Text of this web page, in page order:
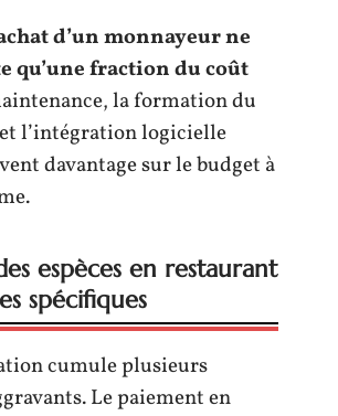
d’un monnayeur ne
qu’une fraction du coût
la formation du
l’intégration logicielle
davantage sur le budget à
espèces en restaurant
spécifiques
cumule plusieurs
Le paiement en